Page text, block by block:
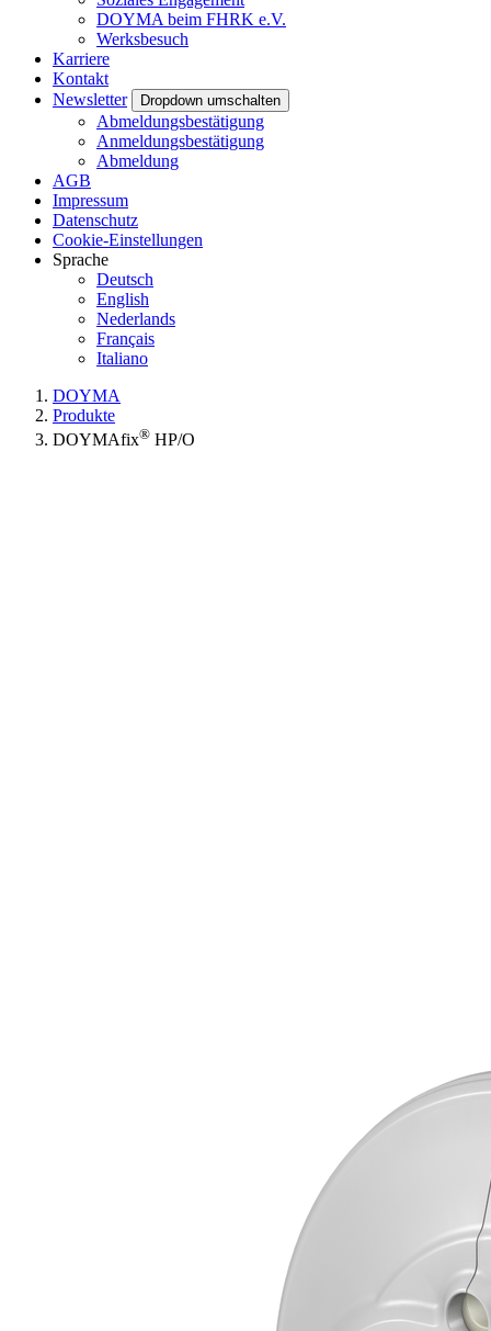
DOYMA beim FHRK e.V.
Werksbesuch
Karriere
Kontakt
Newsletter
Dropdown umschalten
Abmeldungsbestätigung
Anmeldungsbestätigung
Abmeldung
AGB
Impressum
Datenschutz
Cookie-Einstellungen
Sprache
Deutsch
English
Nederlands
Français
Italiano
DOYMA
Produkte
DOYMAfix® HP/O